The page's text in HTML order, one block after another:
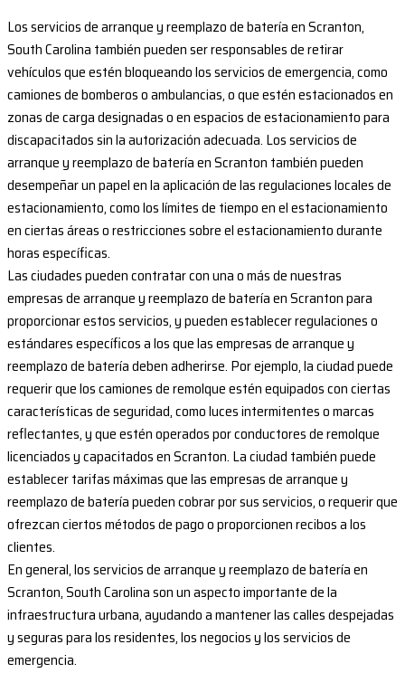
Los servicios de arranque y reemplazo de batería en Scranton,
South Carolina también pueden ser responsables de retirar
vehículos que estén bloqueando los servicios de emergencia, como
camiones de bomberos o ambulancias, o que estén estacionados en
zonas de carga designadas o en espacios de estacionamiento para
discapacitados sin la autorización adecuada. Los servicios de
arranque y reemplazo de batería en Scranton también pueden
desempeñar un papel en la aplicación de las regulaciones locales de
estacionamiento, como los límites de tiempo en el estacionamiento
en ciertas áreas o restricciones sobre el estacionamiento durante
horas específicas.
Las ciudades pueden contratar con una o más de nuestras
empresas de arranque y reemplazo de batería en Scranton para
proporcionar estos servicios, y pueden establecer regulaciones o
estándares específicos a los que las empresas de arranque y
reemplazo de batería deben adherirse. Por ejemplo, la ciudad puede
requerir que los camiones de remolque estén equipados con ciertas
características de seguridad, como luces intermitentes o marcas
reflectantes, y que estén operados por conductores de remolque
licenciados y capacitados en Scranton. La ciudad también puede
establecer tarifas máximas que las empresas de arranque y
reemplazo de batería pueden cobrar por sus servicios, o requerir que
ofrezcan ciertos métodos de pago o proporcionen recibos a los
clientes.
En general, los servicios de arranque y reemplazo de batería en
Scranton, South Carolina son un aspecto importante de la
infraestructura urbana, ayudando a mantener las calles despejadas
y seguras para los residentes, los negocios y los servicios de
emergencia.